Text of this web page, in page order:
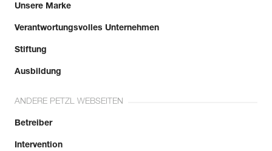
Unsere Marke
Verantwortungsvolles Unternehmen
Stiftung
Ausbildung
ANDERE PETZL WEBSEITEN
Betreiber
Intervention